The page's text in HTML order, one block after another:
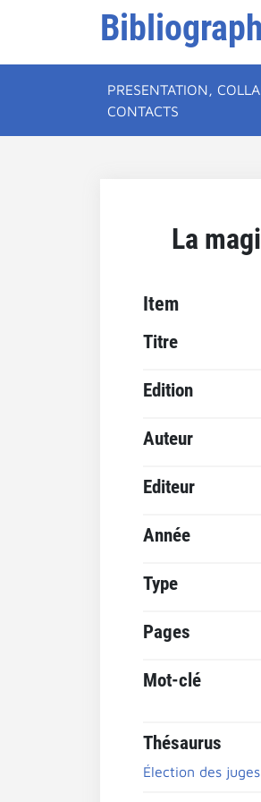
PRESENTATION,
CONTACTS
La
Item
Titre
Edition
Auteur
Editeur
Année
Type
Pages
Mot-clé
Thésaurus
Élection des juges